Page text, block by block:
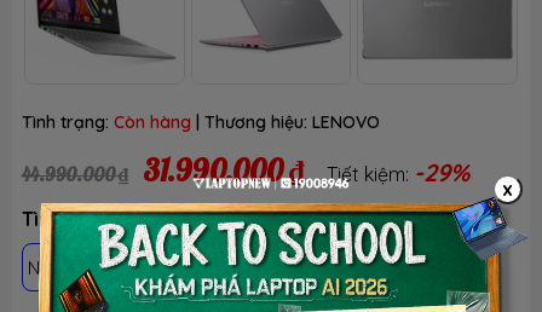
Tình trạng: Còn hàng | Thương hiệu: LENOVO
44.990.000 ₫ 31.990.000 ₫ Tiết kiệm: -29%
Tình trạng: Mới 100%, Chưa active, Fullbox
NEWSEAL - BH 12 THÁNG - TEST 30 NGÀY
x